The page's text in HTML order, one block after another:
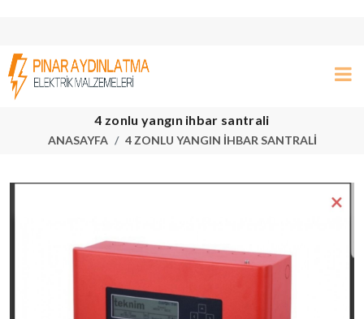
4 zonlu yangın ihbar santrali
ANASAYFA 4 ZONLU YANGIN IHBAR SANTRALI